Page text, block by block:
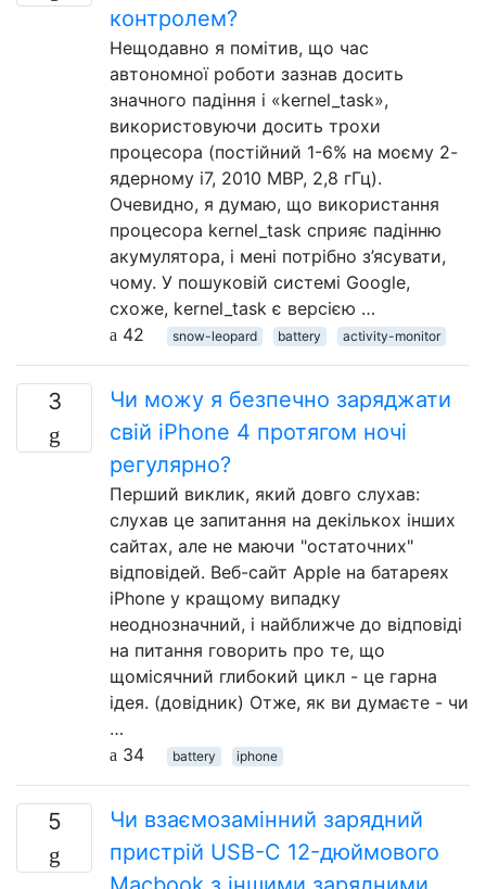
контролем?
Нещодавно я помітив, що час
автономної роботи зазнав досить
значного падіння і «kernel_task»,
використовуючи досить трохи
процесора (постійний 1-6% на моєму 2-
ядерному i7, 2010 MBP, 2,8 гГц).
Очевидно, я думаю, що використання
процесора kernel_task сприяє падінню
акумулятора, і мені потрібно з’ясувати,
чому. У пошуковій системі Google,
схоже, kernel_task є версією …
42
snow-leopard battery activity-monitor
3
Чи можу я безпечно заряджати
свій iPhone 4 протягом ночі
регулярно?
Перший виклик, який довго слухав:
слухав це запитання на декількох інших
сайтах, але не маючи "остаточних"
відповідей. Веб-сайт Apple на батареях
iPhone у кращому випадку
неоднозначний, і найближче до відповіді
на питання говорить про те, що
щомісячний глибокий цикл - це гарна
ідея. (довідник) Отже, як ви думаєте - чи
…
34
battery iphone
5
Чи взаємозамінний зарядний
пристрій USB-C 12-дюймового